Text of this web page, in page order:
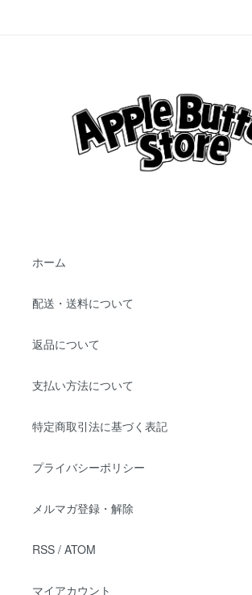
ホーム
配送・送料について
返品について
支払い方法について
特定商取引法に基づく表記
プライバシーポリシー
メルマガ登録・解除
RSS / ATOM
マイアカウント